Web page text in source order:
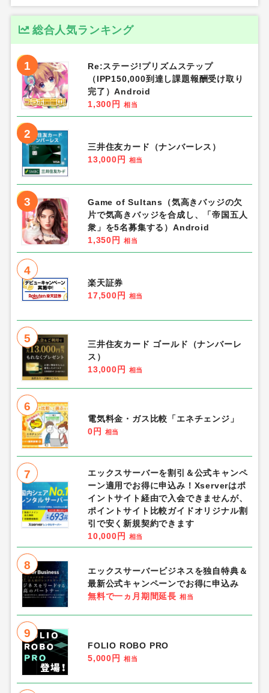
総合人気ランキング
1
Re:ステージ!プリズムステップ
（IPP150,000到達し課題報酬受け取り
完了）Android
1,300円
相当
2
三井住友カード（ナンバーレス）
13,000円
相当
3
Game of Sultans（気高きバッジの欠
片で気高きバッジを合成し、「帝国五人
衆」を5名募集する）Android
1,350円
相当
4
楽天証券
17,500円
相当
5
三井住友カード ゴールド（ナンバーレ
ス）
13,000円
相当
6
電気料金・ガス比較「エネチェンジ」
0円
相当
7
エックスサーバーを割引＆公式キャンペ
ーン適用でお得に申込み！Xserverはポ
イントサイト経由で入会できませんが、
ポイントサイト比較ガイドオリジナル割
引で安く新規契約できます
10,000円
相当
8
エックスサーバービジネスを独自特典＆
最新公式キャンペーンでお得に申込み
無料で一ヵ月期間延長 相当
9
FOLIO ROBO PRO
5,000円
相当